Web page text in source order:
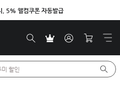
, 5% 웰컴쿠폰 자동발급
미 할인